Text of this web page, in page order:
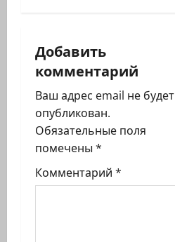
ц
и
я
з
а
п
Добавить
комментарий
Ваш адрес email не будет
опубликован.
Обязательные поля
помечены *
Комментарий *